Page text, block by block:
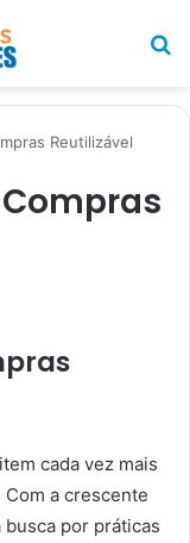
Reutilizável
cada vez mais
a crescente
por práticas